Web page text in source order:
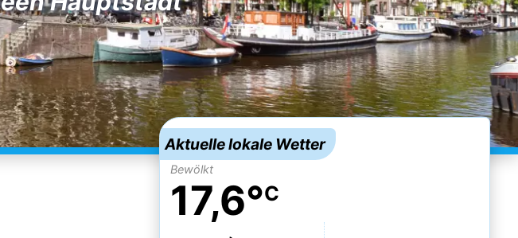
Aktuelle lokale Wetter
Bewölkt
17,6°C